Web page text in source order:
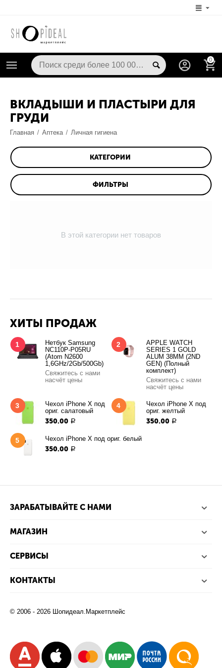
0
ВКЛАДЫШИ И ПЛАСТЫРИ ДЛЯ
ГРУДИ
Главная / Аптека / Личная гигиена
КАТЕГОРИИ
ФИЛЬТРЫ
В этой категории нет товаров
ХИТЫ ПРОДАЖ
1
Нетбук Samsung
NC110P-P05RU
(Atom N2600
1,6GHz/2Gb/500Gb)
Свяжитесь с нами
насчёт цены
2
APPLE WATCH
SERIES 1 GOLD
ALUM 38MM (2ND
GEN) (Полный
комплект)
Свяжитесь с нами
насчёт цены
3
Чехол iPhone X под
ориг. салатовый
350.00 Р
4
Чехол iPhone X под
ориг. желтый
350.00 Р
5 Чехол iPhone X под ориг. белый
350.00 Р
ЗАРАБАТЫВАЙТЕ С НАМИ
МАГАЗИН
СЕРВИСЫ
КОНТАКТЫ
© 2006 - 2026 Шопидеал.Маркетплейс